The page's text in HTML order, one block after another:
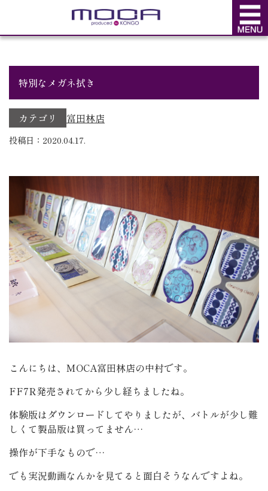
BLOG
特別なメガネ拭き
カテゴリ 富田林店
投稿日：2020.04.17.
こんにちは、MOCA富田林店の中村です。
FF7R発売されてから少し経ちましたね。
体験版はダウンロードしてやりましたが、バトルが少し難
しくて製品版は買ってません…
操作が下手なもので…
でも実況動画なんかを見てると面白そうなんですよね。